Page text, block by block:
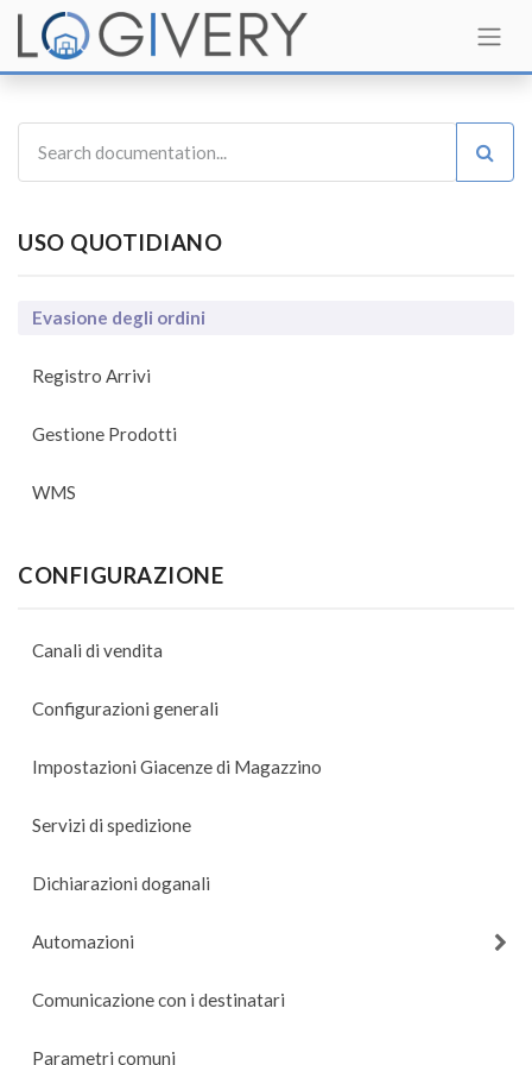
USO QUOTIDIANO
Evasione degli ordini
Registro Arrivi
Gestione Prodotti
WMS
CONFIGURAZIONE
Canali di vendita
Configurazioni generali
Impostazioni Giacenze di Magazzino
Servizi di spedizione
Dichiarazioni doganali
Automazioni
Comunicazione con i destinatari
Parametri comuni